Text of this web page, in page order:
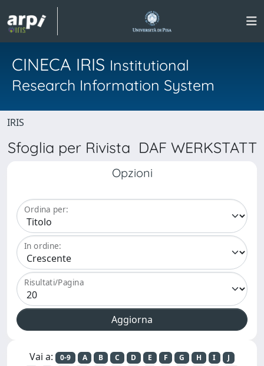
CINECA IRIS Institutional
Research Information System
IRIS
Sfoglia per Rivista DAF WERKSTATT
Opzioni
Ordina per:
In ordine:
Risultati/Pagina
Vai a: 0-9 A B C D E F G H I
J